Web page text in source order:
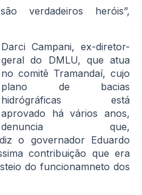
verdadeiros heróis”,
Darci Campani, ex-diretor-
geral do DMLU, que atua
no comitê Tramandaí, cujo
plano de bacias
hidrógráficas está
aprovado há vários anos,
denuncia que,
o governador Eduardo
contribuição que era
do funcionamneto dos